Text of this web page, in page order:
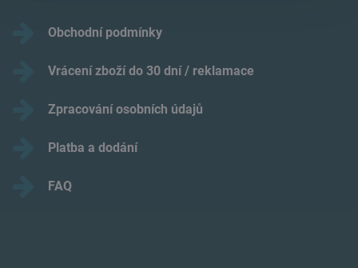
Obchodní podmínky
Vrácení zboží do 30 dní / reklamace
Zpracování osobních údajů
Platba a dodání
FAQ